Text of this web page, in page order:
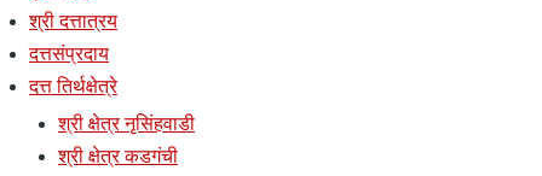
श्री दत्तात्रय
दत्तसंप्रदाय
दत्त तिर्थक्षेत्रे
श्री क्षेत्र नृसिंहवाडी
श्री क्षेत्र कडगंची